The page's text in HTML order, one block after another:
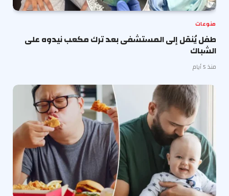
منوعات
طفل يُنقل إلى المستشفى بعد ترك مكعب نيدوه على
الشباك
منذ 5 أيام